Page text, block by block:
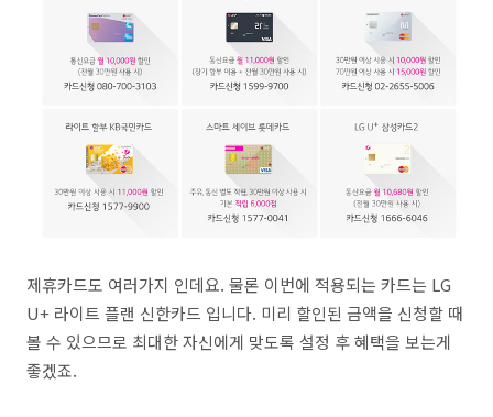
제휴카드도 여러가지 인데요. 물론 이번에 적용되는 카드는 LG
U+ 라이트 플랜 신한카드 입니다. 미리 할인된 금액을 신청할 때
볼 수 있으므로 최대한 자신에게 맞도록 설정 후 혜택을 보는게
좋겠죠.